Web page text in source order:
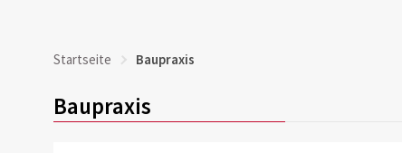
Startseite Baupraxis
Baupraxis